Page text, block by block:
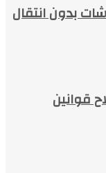
بدون انتقال
قوانین